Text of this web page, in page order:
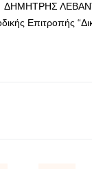
ΔΗΜΗΤΡΗΣ
Επιτροπής